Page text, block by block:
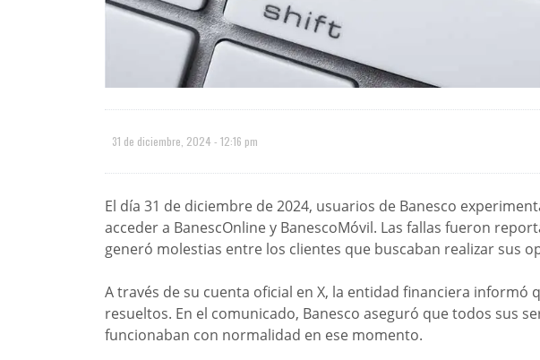
31 de diciembre, 2024 - 12:16 pm
El día 31 de diciembre de 2024, usuarios de Banesco
acceder a BanescOnline y BanescoMóvil. Las fallas fueron
generó molestias entre los clientes que buscaban realizar sus
A través de su cuenta oficial en X, la entidad financiera informó
resueltos. En el comunicado, Banesco aseguró que todos sus
funcionaban con normalidad en ese momento.